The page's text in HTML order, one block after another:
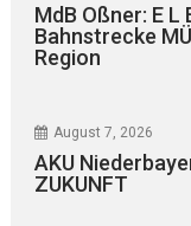
MdB Oßner: E L
Bahnstrecke
Region
August 7, 2026
AKU
ZUKUNFT